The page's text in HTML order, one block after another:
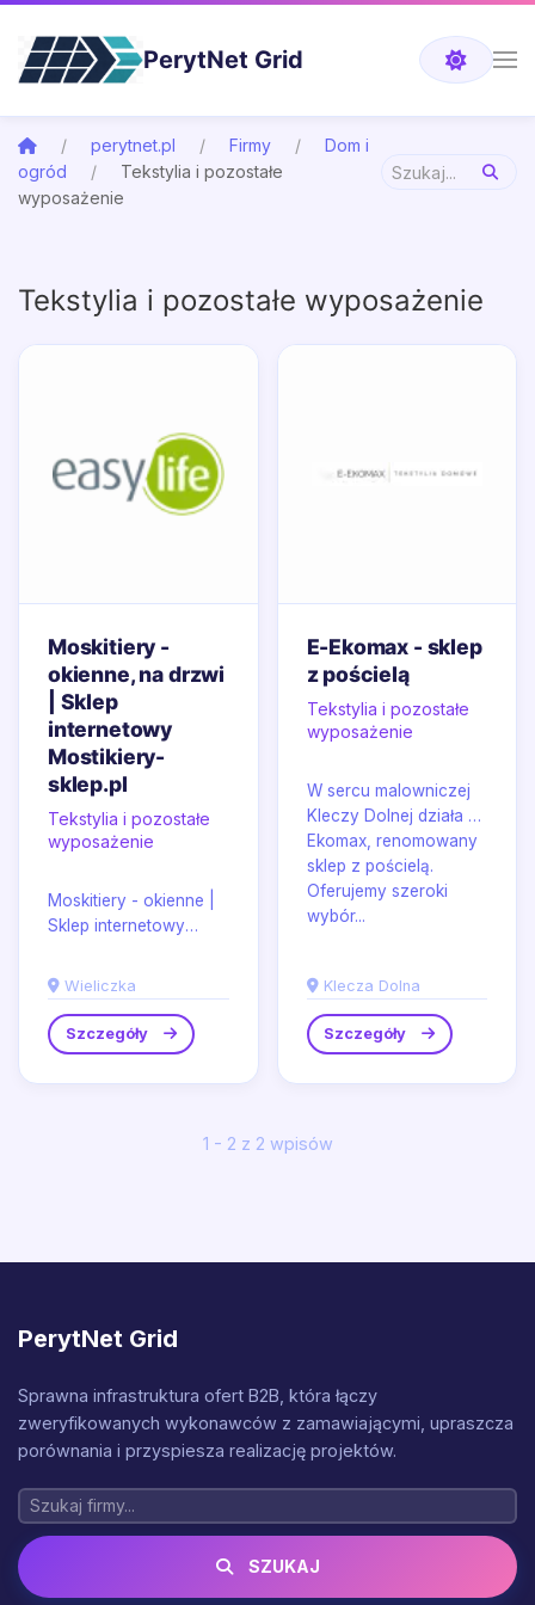
PerytNet Grid
perytnet.pl Firmy
Dom i
ogród
Tekstylia i pozostałe
wyposażenie
Tekstylia i pozostałe wyposażenie
Moskitiery -
okienne, na drzwi
| Sklep
internetowy
Mostikiery-
sklep.pl
Tekstylia i pozostałe
wyposażenie
Moskitiery - okienne |
Sklep internetowy
Wieliczce łączy
funkcjonalność osłon...
Wieliczka
Szczegóły
E-Ekomax - sklep
z pościelą
Tekstylia i pozostałe
wyposażenie
W sercu malowniczej
Kleczy Dolnej działa E-
Ekomax, renomowany
sklep z pościelą.
Oferujemy szeroki
wybór...
Klecza Dolna
Szczegóły
1 - 2 z 2 wpisów
PerytNet Grid
Sprawna infrastruktura ofert B2B, która łączy
zweryfikowanych wykonawców z zamawiającymi, upraszcza
porównania i przyspiesza realizację projektów.
SZUKAJ